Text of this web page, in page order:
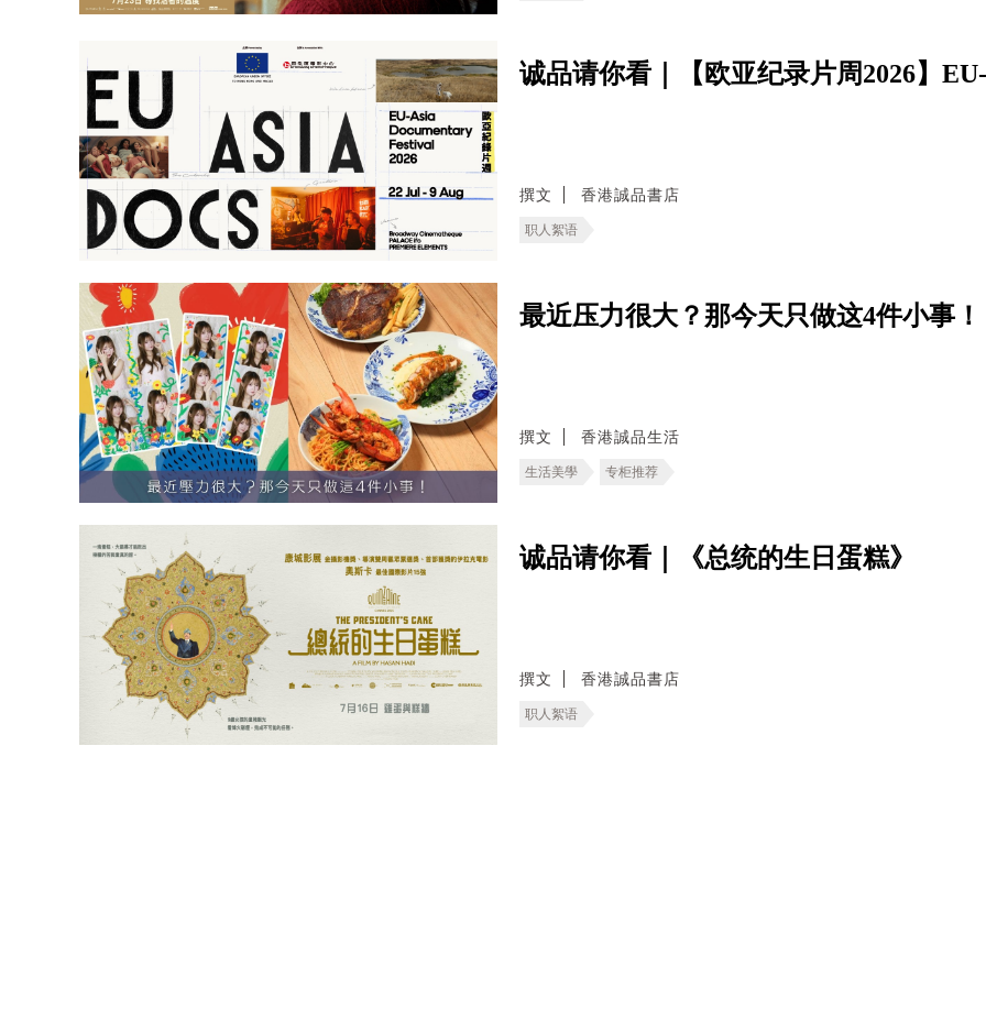
诚品请你看｜【欧亚纪录片周2026】
撰文 香港誠品書店
职人絮语
最近压力很大？那今天只做这4件小事！
撰文 香港誠品生活
生活美學 专柜推荐
诚品请你看｜《总统的生日蛋糕》
撰文 香港誠品書店
职人絮语